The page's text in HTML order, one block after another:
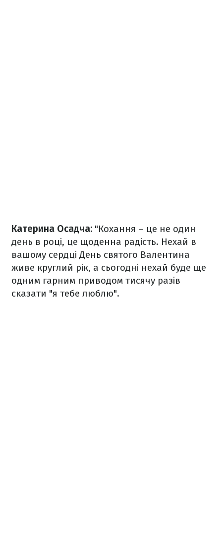
Катерина Осадча: "Кохання – це не один
день в році, це щоденна радість. Нехай в
вашому сердці День святого Валентина
живе круглий рік, а сьогодні нехай буде ще
одним гарним приводом тисячу разів
сказати "я тебе люблю".